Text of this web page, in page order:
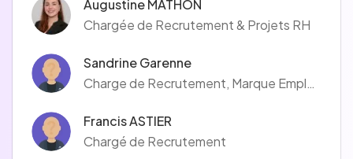
Augustine MATHON
Chargée de Recrutement & Projets RH
Sandrine Garenne
Charge de Recrutement, Marque Employeur
Francis ASTIER
Chargé de Recrutement